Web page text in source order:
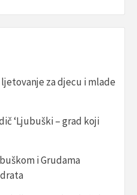
za djecu i mlade
‘Ljubuški – grad koji
i Grudama